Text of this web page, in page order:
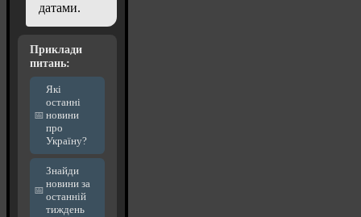
датами.
Приклади
питань:
Які
останні
новини
про
Україну?
Знайди
новини за
останній
тиждень